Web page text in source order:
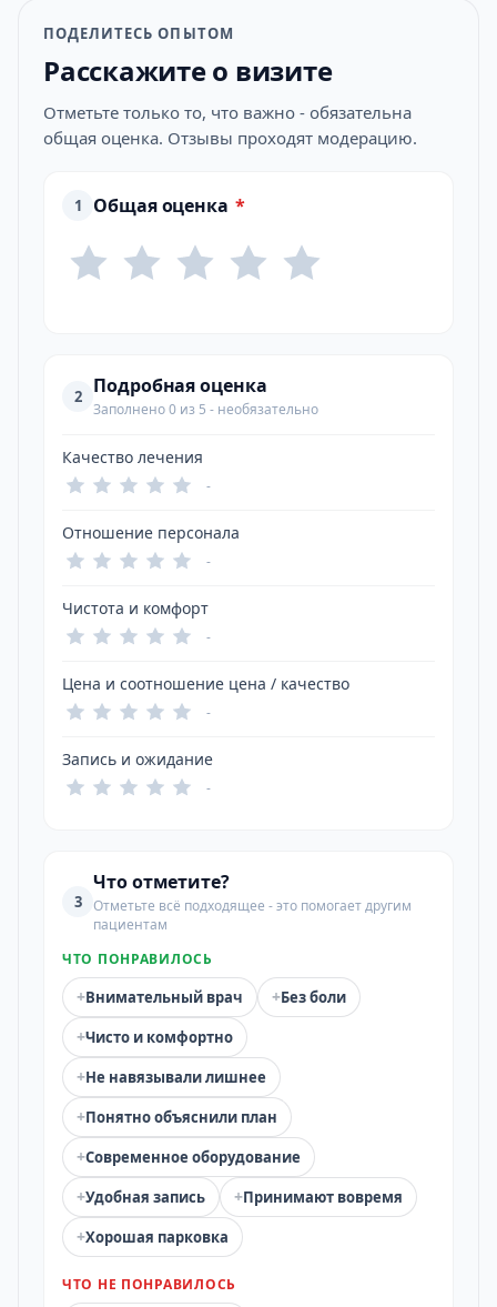
ПОДЕЛИТЕСЬ ОПЫТОМ
Расскажите о визите
Отметьте только то, что важно - обязательна
общая оценка. Отзывы проходят модерацию.
1 Общая оценка *
2 Подробная оценка
Заполнено 0 из 5 - необязательно
Качество лечения
-
Отношение персонала
-
Чистота и комфорт
-
Цена и соотношение цена / качество
-
Запись и ожидание
-
3
Что отметите?
Отметьте всё подходящее - это помогает другим
пациентам
ЧТО ПОНРАВИЛОСЬ
+Внимательный врач +Без боли
+Чисто и комфортно
+Не навязывали лишнее
+Понятно объяснили план
+Современное оборудование
+Удобная запись +Принимают вовремя
+Хорошая парковка
ЧТО НЕ ПОНРАВИЛОСЬ